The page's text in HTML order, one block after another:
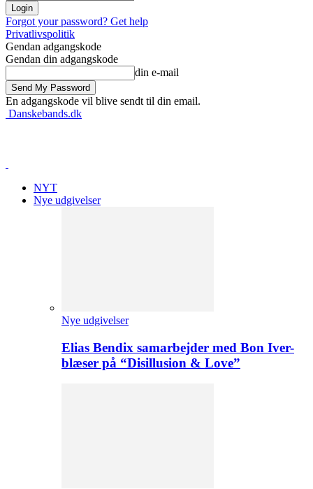
Forgot your password? Get help
Privatlivspolitik
Gendan adgangskode
Gendan din adgangskode
din e-mail
En adgangskode vil blive sendt til din email.
Danskebands.dk
NYT
Nye udgivelser
Nye udgivelser
Elias Bendix samarbejder med Bon Iver-
blæser på “Disillusion & Love”